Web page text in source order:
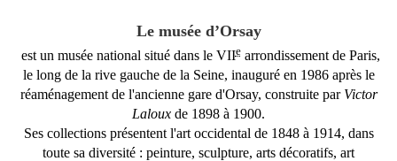
Le musée d’Orsay
est un musée national situé dans le VIIearrondissementde Paris,
le long de la rivegauche de la Seine, inauguré en 1986après le
réaménagement de l'ancienne gare d'Orsay, construite par Victor
Laloux de 1898 à 1900.
Ses collections présentent l'art occidental de 1848à 1914, dans
toute sa diversité : peinture, sculpture, arts décoratifs, art